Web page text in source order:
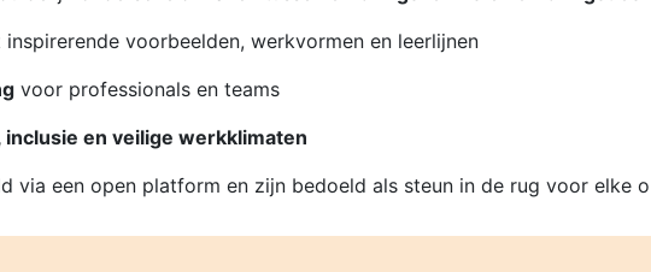
inspirerende voorbeelden, werkvormen en leerlijnen
voor professionals en teams
en veilige werkklimaten
via een open platform en zijn bedoeld als steun in de rug voor elke